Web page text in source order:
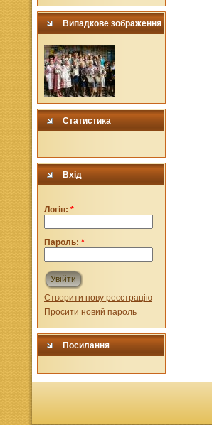
Випадкове зображення
Статистика
Вхід
Логін: *
Пароль: *
Увійти
Створити нову реєстрацію
Просити новий пароль
Посилання